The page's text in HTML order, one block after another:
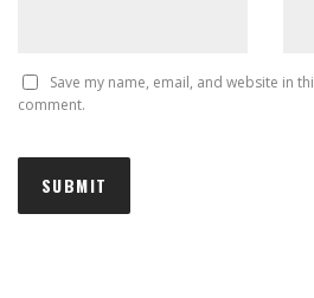
Save my name, email, and website in
comment.